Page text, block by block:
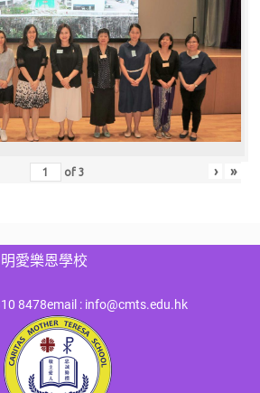
of3 › »
明愛樂恩學校
8478email : info@cmts.edu.hk